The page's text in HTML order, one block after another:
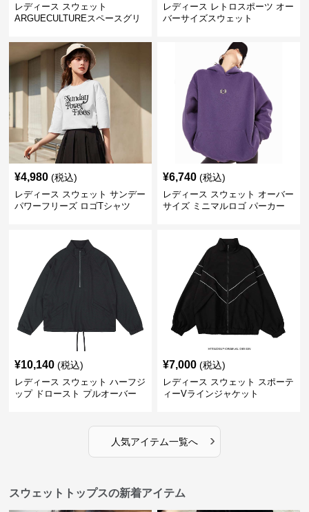
レディース スウェット
ARGUECULTUREスペースグリ
レディース レトロスポーツ オー
バーサイズスウェット
¥4,980 (税込)
レディース スウェット サンデー
パワーフリーズ ロゴTシャツ
¥6,740 (税込)
レディース スウェット オーバー
サイズ ミニマルロゴ パーカー
¥10,140 (税込)
レディース スウェット ハーフジ
ップ ドロースト プルオーバー
¥7,000 (税込)
レディース スウェット スポーテ
ィーVラインジャケット
人気アイテム一覧へ ›
スウェットトップスの新着アイテム